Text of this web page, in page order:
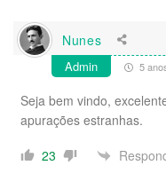
Nunes
Admin 5
Seja bem vindo,
apurações estranhas.
23